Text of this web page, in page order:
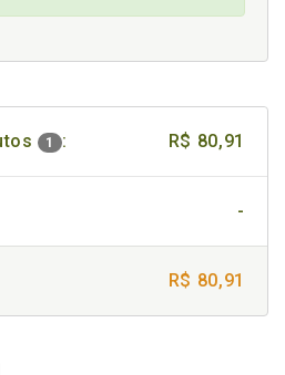
1 : R$ 80,91
-
R$ 80,91